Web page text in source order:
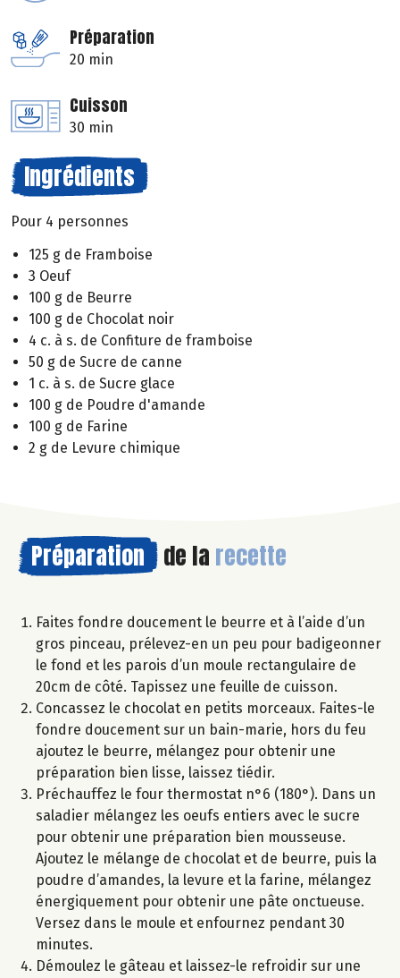
Préparation
20 min
Cuisson
30 min
Ingrédients
Pour 4 personnes
125 g de Framboise
3 Oeuf
100 g de Beurre
100 g de Chocolat noir
4 c. à s. de Confiture de framboise
50 g de Sucre de canne
1 c. à s. de Sucre glace
100 g de Poudre d'amande
100 g de Farine
2 g de Levure chimique
Préparation de la recette
Faites fondre doucement le beurre et à l’aide d’un
gros pinceau, prélevez-en un peu pour badigeonner
le fond et les parois d’un moule rectangulaire de
20cm de côté. Tapissez une feuille de cuisson.
Concassez le chocolat en petits morceaux. Faites-le
fondre doucement sur un bain-marie, hors du feu
ajoutez le beurre, mélangez pour obtenir une
préparation bien lisse, laissez tiédir.
Préchauffez le four thermostat n°6 (180°). Dans un
saladier mélangez les oeufs entiers avec le sucre
pour obtenir une préparation bien mousseuse.
Ajoutez le mélange de chocolat et de beurre, puis la
poudre d’amandes, la levure et la farine, mélangez
énergiquement pour obtenir une pâte onctueuse.
Versez dans le moule et enfournez pendant 30
minutes.
Démoulez le gâteau et laissez-le refroidir sur une